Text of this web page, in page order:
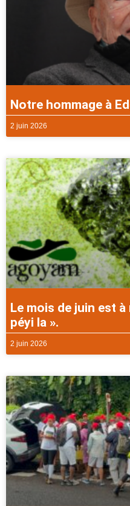
Notre hommage à
2 juin 2026
Le mois de juin est
péyi la ».
2 juin 2026